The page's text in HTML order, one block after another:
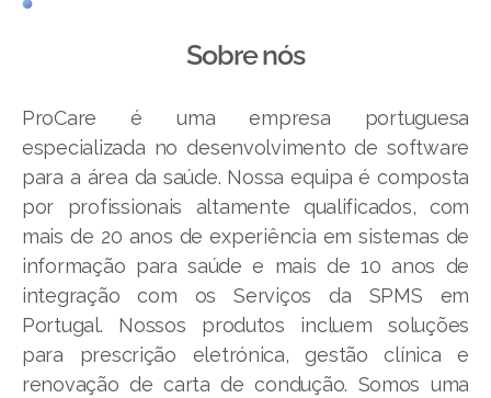
Sobre nós
ProCare é uma empresa portuguesa
especializada no desenvolvimento de software
para a área da saúde. Nossa equipa é composta
por profissionais altamente qualificados, com
mais de 20 anos de experiência em sistemas de
informação para saúde e mais de 10 anos de
integração com os Serviços da SPMS em
Portugal. Nossos produtos incluem soluções
para prescrição eletrónica, gestão clínica e
renovação de carta de condução. Somos uma